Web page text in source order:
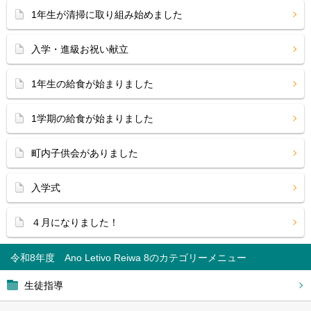
令和8年度 Ano Letivo Reiwa 8
生徒指導
1年生が清掃に取り組み始めました
入学・進級お祝い献立
1年生の給食が始まりました
1学期の給食が始まりました
町内子供会がありました
入学式
４月になりました！